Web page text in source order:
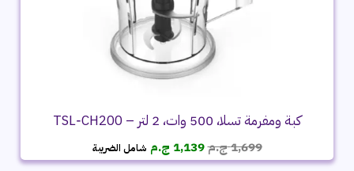
كبة ومفرمة تسلا، 500 وات، 2 لتر – TSL‑CH200
1,699ج.مالسعر
الأصلي
1,139 ج.م السعر
الحالي
شامل الضريبة